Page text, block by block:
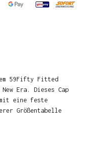
59Fifty Fitted
Era. Dieses Cap
eine feste
Größentabelle